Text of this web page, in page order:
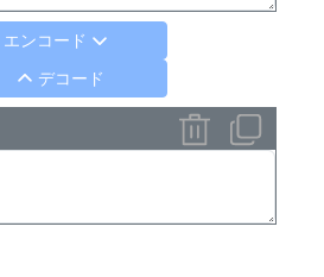
エンコード
デコード